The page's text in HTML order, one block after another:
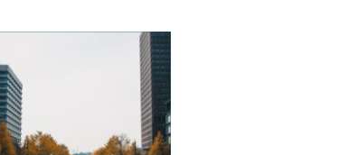
har förändrats, men
kärnan är densamma:
mötet mellan säljare
som vill få u...